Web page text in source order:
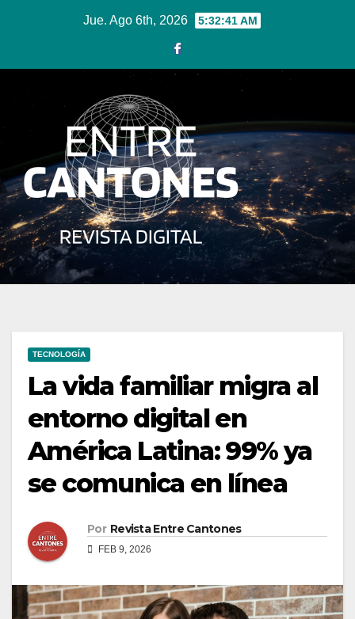
Jue. Ago 6th, 2026 5:32:41 AM
TECNOLOGÍA
La vida familiar migra al
entorno digital en
América Latina: 99% ya
se comunica en línea
Por Revista Entre Cantones
FEB 9, 2026